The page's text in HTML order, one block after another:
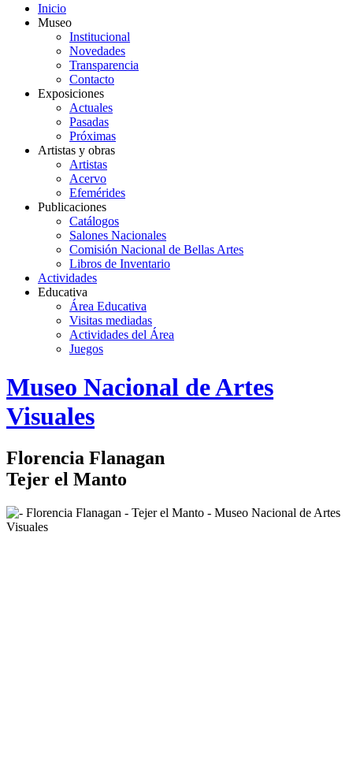
Inicio
Museo
Institucional
Novedades
Transparencia
Contacto
Exposiciones
Actuales
Pasadas
Próximas
Artistas y obras
Artistas
Acervo
Efemérides
Publicaciones
Catálogos
Salones Nacionales
Comisión Nacional de Bellas Artes
Libros de Inventario
Actividades
Educativa
Área Educativa
Visitas mediadas
Actividades del Área
Juegos
Logo
MNAV
Museo Nacional de Artes
Visuales
Florencia Flanagan
Tejer el Manto